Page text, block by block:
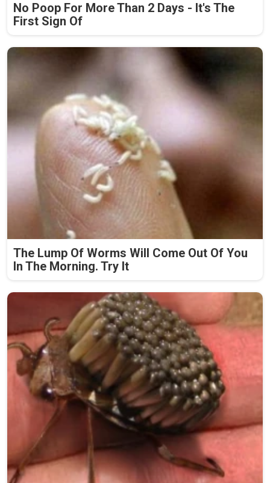
No Poop For More Than 2 Days - It's The
First Sign Of
The Lump Of Worms Will Come Out Of You
In The Morning. Try It